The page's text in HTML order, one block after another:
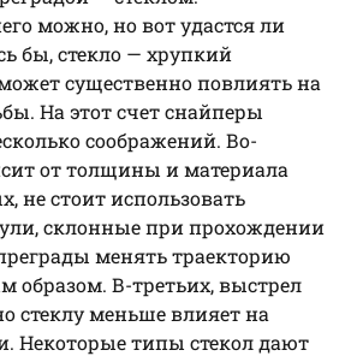
можно, но вот удастся ли
бы, стекло — хрупкий
существенно повлиять на
На этот счет снайперы
соображений. Во-
от толщины и материала
не стоит использовать
склонные при прохождении
менять траекторию
образом. В-третьих, выстрел
стеклу меньше влияет на
Некоторые типы стекол дают